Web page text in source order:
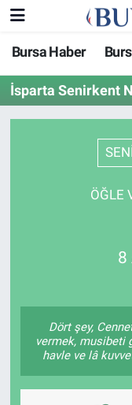
Bursa Haber
İsparta Senirkent
ÖĞLE
8
Dört şey,
vermek, musibeti
havle ve lâ
Bursa Haber
Genel
KÜLTÜR-
Gündem
Bursa Nöbetçi
Bursa Hava
Bursa Namaz
Süper Lig
Tüm
Haber Arşivi